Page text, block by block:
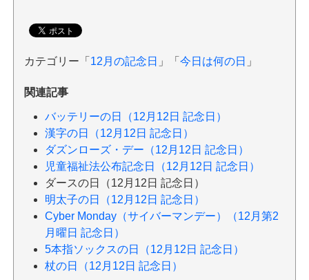
カテゴリー「 12月の記念日 」「 今日は何の日 」
関連記事
バッテリーの日（12月12日 記念日）
漢字の日（12月12日 記念日）
ダズンローズ・デー（12月12日 記念日）
児童福祉法公布記念日（12月12日 記念日）
ダースの日（12月12日 記念日）
明太子の日（12月12日 記念日）
Cyber Monday（サイバーマンデー）（12月第2
月曜日 記念日）
5本指ソックスの日（12月12日 記念日）
杖の日（12月12日 記念日）